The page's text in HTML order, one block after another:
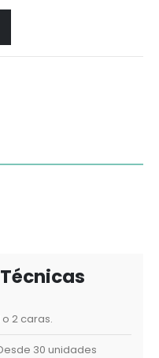
o 2 caras.
30 unidades